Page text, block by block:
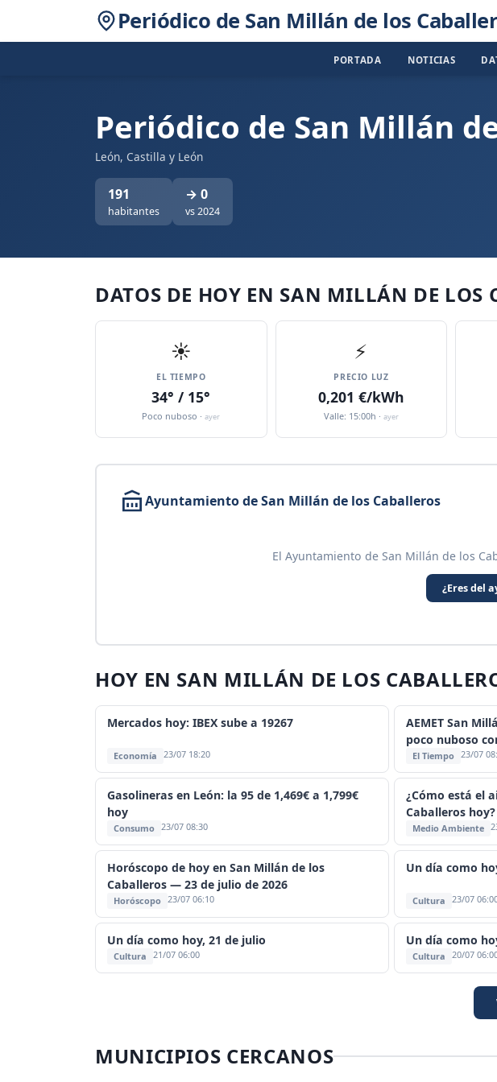
Periódico de San Millán de los
PORTADA NOTICIAS
Periódico de San Millán
León, Castilla y León
191
habitantes
→ 0
vs 2024
DATOS DE HOY EN SAN MILLÁN DE LOS
☀️
EL TIEMPO
34° / 15°
Poco nuboso ·ayer
⚡
PRECIO LUZ
0,201 €/kWh
Valle: 15:00h · ayer
Ayuntamiento de San Millán de los Caballeros
El Ayuntamiento de San Millán de los
¿Eres del
HOY EN SAN MILLÁN DE LOS
Mercados hoy: IBEX sube a 19267
Economía 23/07 18:20
AEMET San
poco nuboso
El Tiempo 23/07
Gasolineras en León: la 95 de 1,469€ a 1,799€
hoy
Consumo 23/07 08:30
¿Cómo está el
Caballeros
Medio Ambiente
Horóscopo de hoy en San Millán de los
Caballeros — 23 de julio de 2026
Horóscopo 23/07 06:10
Un día como
Cultura 23/07
Un día como hoy, 21 de julio
Cultura 21/07 06:00
Un día como
Cultura 20/07
MUNICIPIOS CERCANOS